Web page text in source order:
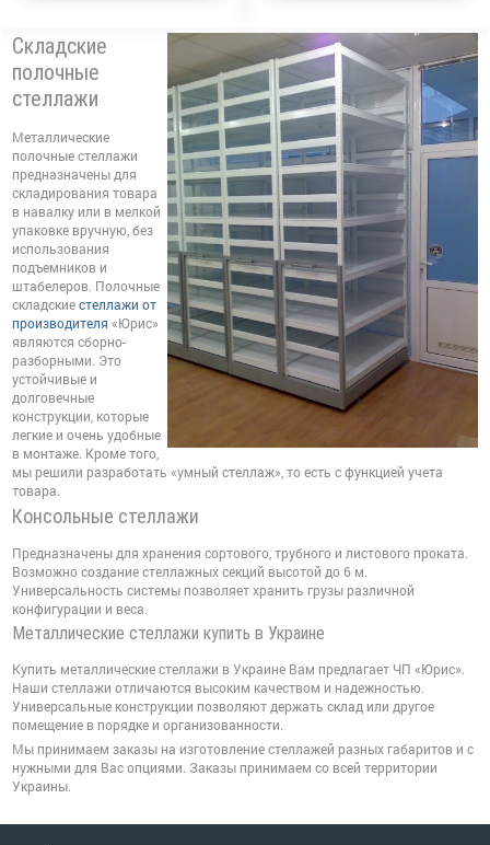
Складские
полочные
стеллажи
Металлические
полочные стеллажи
предназначены для
складирования товара
в навалку или в мелкой
упаковке вручную, без
использования
подъемников и
штабелеров. Полочные
складскиестеллажи от
производителя «Юрис»
являются сборно-
разборными. Это
устойчивые и
долговечные
конструкции, которые
легкие и очень удобные
в монтаже. Кроме того,
мы решили разработать «умный стеллаж», то есть с функцией учета
товара.
Консольные стеллажи
Предназначены для хранения сортового, трубного и листового проката.
Возможно создание стеллажных секций высотой до 6 м.
Универсальность системы позволяет хранить грузы различной
конфигурации и веса.
Металлические стеллажи купить в Украине
Купить металлические стеллажи в Украине Вам предлагает ЧП «Юрис».
Наши стеллажи отличаются высоким качеством и надежностью.
Универсальные конструкции позволяют держать склад или другое
помещение в порядке и организованности.
Мы принимаем заказы на изготовление стеллажей разных габаритов и с
нужными для Вас опциями. Заказы принимаем со всей территории
Украины.